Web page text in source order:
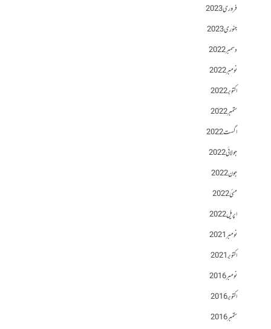
فروری 2023
جنوری 2023
دسمبر 2022
نومبر 2022
اکتوبر 2022
ستمبر 2022
اگست 2022
جولائی 2022
جون 2022
مئی 2022
اپریل 2022
نومبر 2021
اکتوبر 2021
نومبر 2016
اکتوبر 2016
ستمبر 2016